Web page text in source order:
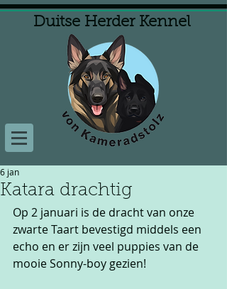
Duitse Herder Kennel
Katara drachtig
6 jan
Op 2 januari is de dracht van onze
zwarte Taart bevestigd middels een
echo en er zijn veel puppies van de
mooie Sonny-boy gezien!